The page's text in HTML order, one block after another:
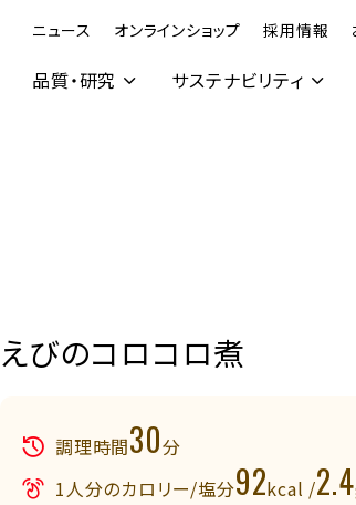
ニュース オンラインショップ 採用情報
品質・研究 サステナビリティ
えびのコロコロ煮
調理時間30分
1人分のカロリー/塩分92kcal /2.4